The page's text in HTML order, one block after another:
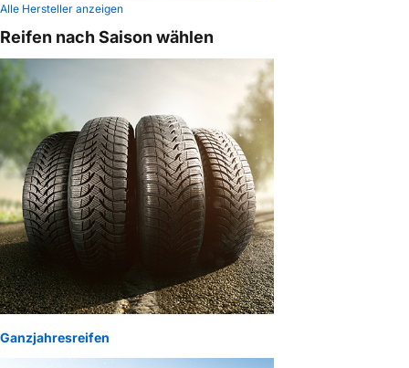
Alle Hersteller anzeigen
Reifen nach Saison wählen
Ganzjahresreifen